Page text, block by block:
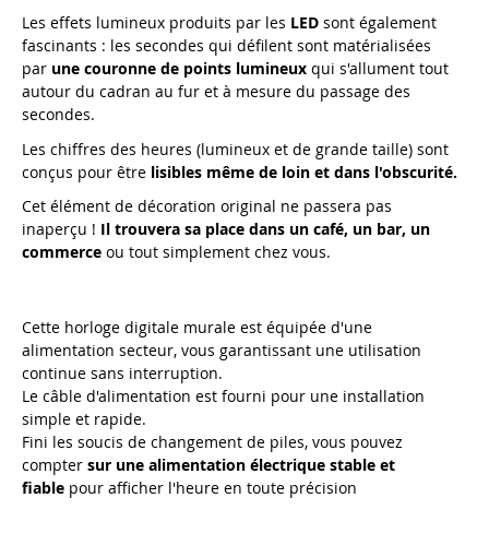
Les effets lumineux produits par les LED sont également
fascinants : les secondes qui défilent sont matérialisées
par une couronne de points lumineux qui s'allument tout
autour du cadran au fur et à mesure du passage des
secondes.
Les chiffres des heures (lumineux et de grande taille) sont
conçus pour être lisibles même de loin et dans l'obscurité.
Cet élément de décoration original ne passera pas
inaperçu ! Il trouvera sa place dans un café, un bar, un
commerce ou tout simplement chez vous.
Cette horloge digitale murale est équipée d'une
alimentation secteur, vous garantissant une utilisation
continue sans interruption.
Le câble d'alimentation est fourni pour une installation
simple et rapide.
Fini les soucis de changement de piles, vous pouvez
comptersur une alimentation électrique stable et
fiable pour afficher l'heure en toute précision